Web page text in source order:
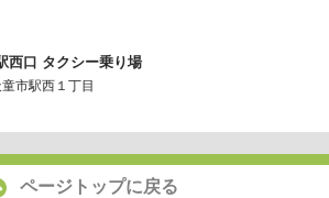
西口 タクシー乗り場
市駅西１丁目
ページトップに戻る